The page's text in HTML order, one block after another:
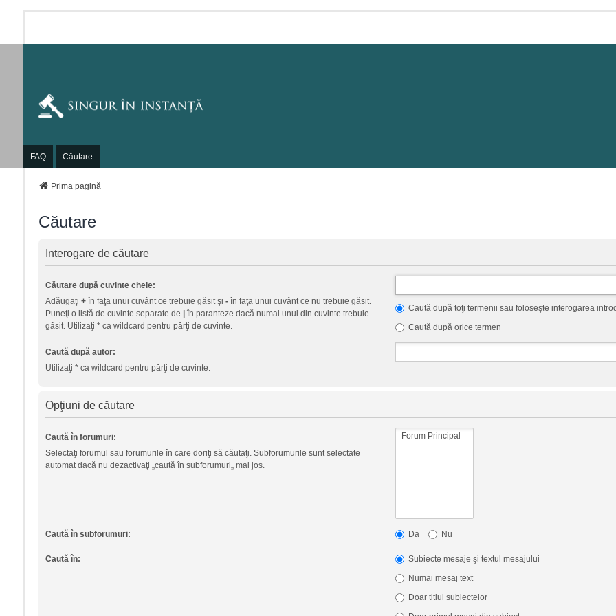
FAQ Căutare
Prima pagină
Căutare
Interogare de căutare
Căutare după cuvinte cheie:
Adăugaţi +în faţa unui cuvânt ce trebuie găsit şi -în faţa unui cuvânt ce nu trebuie găsit.
Puneţi o listă de cuvinte separate de
în paranteze dacă numai unul din cuvinte trebuie
găsit. Utilizaţi * ca wildcard pentru părţi de cuvinte.
Caută după toţi termenii sau foloseşte interogarea
Caută după orice termen
Caută după autor:
Utilizaţi * ca wildcard pentru părţi de cuvinte.
Opţiuni de căutare
Caută în forumuri:
Selectaţi forumul sau forumurile în care doriţi să căutaţi. Subforumurile sunt selectate
automat dacă nu dezactivaţi „caută în subforumuri„ mai jos.
Caută în subforumuri: Da Nu
Caută în:
Subiecte mesaje şi textul mesajului
Numai mesaj text
Doar titlul subiectelor